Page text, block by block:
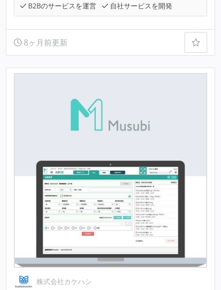
B2Bのサービスを運営
自社サービスを開発
8ヶ月前更新
株式会社カケハシ